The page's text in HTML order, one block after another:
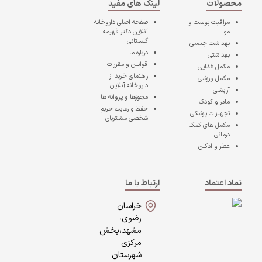
محصولات
مراقبت پوست و
مو
بهداشت جنسی
بهداشتی
مکمل غذایی
مکمل ورزشی
آرایشی
مادر و کودک
تجهیزات پزشکی
مکمل های کمک
درمانی
عطر و ادکلن
لینک های مفید
صفحه اصلیداروخانه
آنلاین دکتر فهیمه
گلستانی
درباره ما
قوانین و مقررات
راهنمای خرید از
داروخانه آنلاین
مجوزها و پروانه ها
حفظ و رعایت حریم
شخصی مشتریان
نماد اعتماد
ارتباط با ما
خراسان
رضوی،
مشهد،بخش
مرکزی
شهرستان